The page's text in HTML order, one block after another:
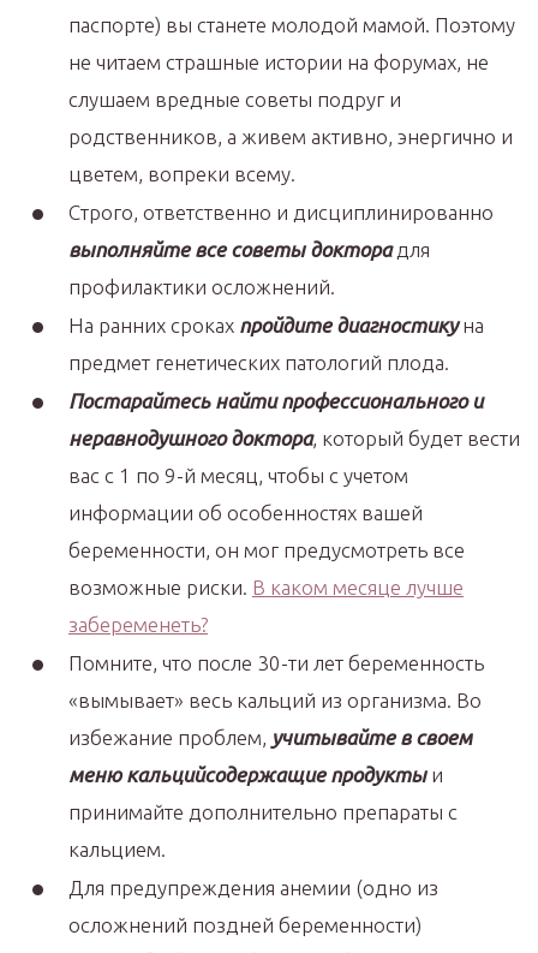
паспорте) вы станете молодой мамой. Поэтому
не читаем страшные истории на форумах, не
слушаем вредные советы подруг и
родственников, а живем активно, энергично и
цветем, вопреки всему.
Строго, ответственно и дисциплинированно
выполняйте все советы докторадля
профилактики осложнений.
На ранних сроках пройдите диагностикуна
предмет генетических патологий плода.
Постарайтесь найти профессионального и
неравнодушного доктора, который будет вести
вас с 1 по 9-й месяц, чтобы с учетом
информации об особенностях вашей
беременности, он мог предусмотреть все
возможные риски. В каком месяце лучше
забеременеть?
Помните, что после 30-ти лет беременность
«вымывает» весь кальций из организма. Во
избежание проблем, учитывайте в своем
меню кальцийсодержащие продуктыи
принимайте дополнительно препараты с
кальцием.
Для предупреждения анемии (одно из
осложнений поздней беременности)